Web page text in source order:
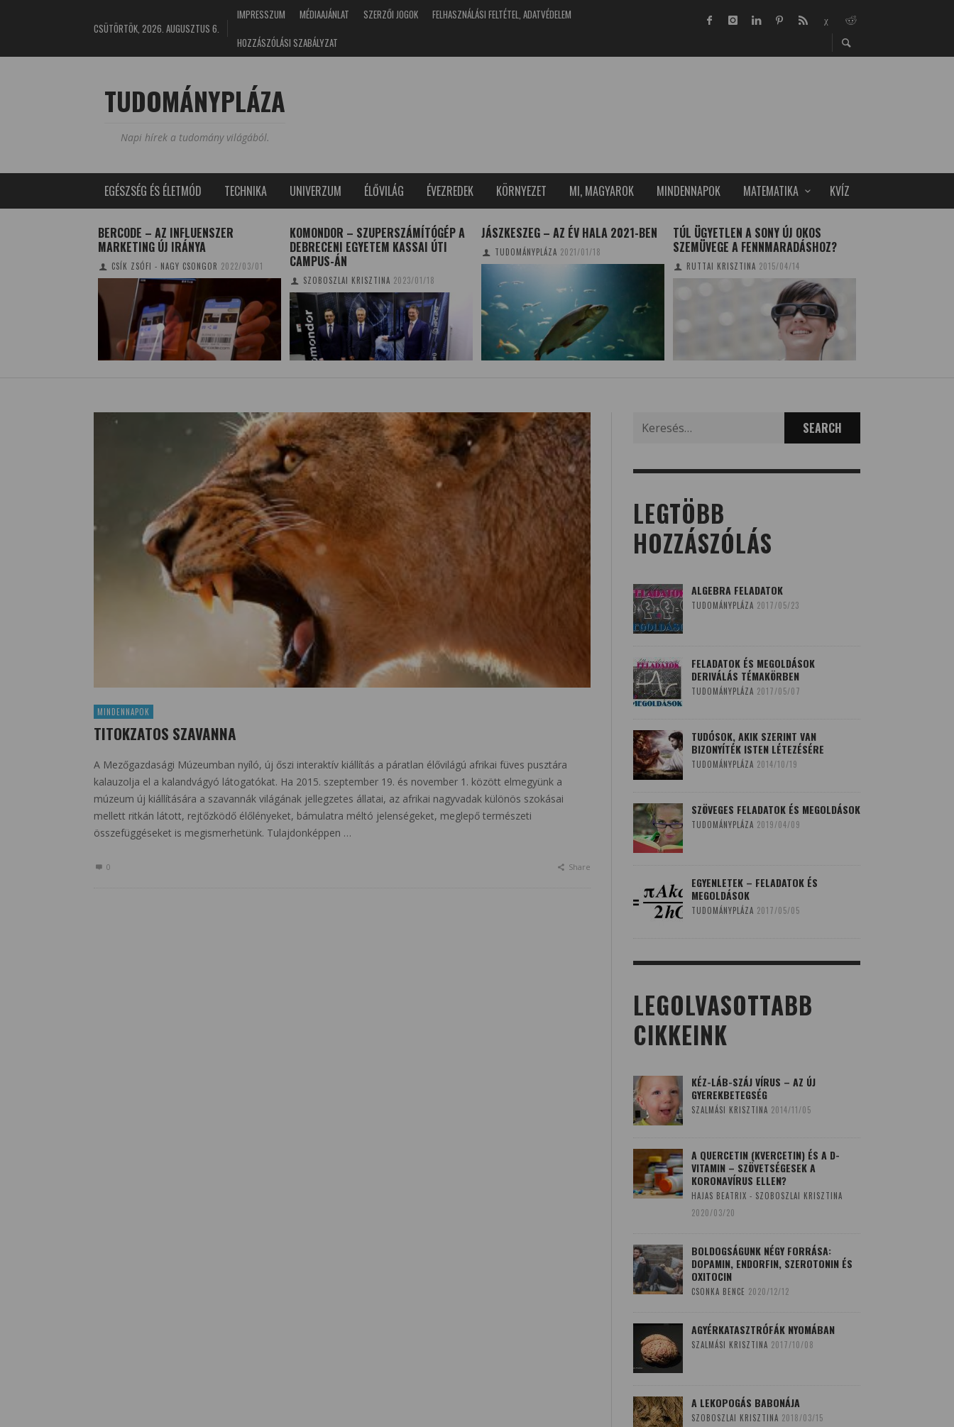
CSÜTÖRTÖK, 2026. AUGUSZTUS 6.
IMPRESSZUM MÉDIAAJÁNLAT SZERZŐI JOGOK
FELHASZNÁLÁSI FELTÉTEL, ADATVÉDELEM
HOZZÁSZÓLÁSI SZABÁLYZAT
TUDOMÁNYPLÁZA
Napi hírek a tudomány világából.
EGÉSZSÉG ÉS ÉLETMÓD TECHNIKA UNIVERZUM ÉLŐVILÁG ÉVEZREDEK KÖRNYEZET MI, MAGYAROK MINDENNAPOK MATEMATIKA KVÍZ
BERCODE – AZ INFLUENSZER
MARKETING ÚJ IRÁNYA
CSÍK ZSÓFI - NAGY CSONGOR 2022/03/01
KOMONDOR – SZUPERSZÁMÍTÓGÉP A
DEBRECENI EGYETEM KASSAI ÚTI
CAMPUS-ÁN
SZOBOSZLAI KRISZTINA 2023/01/18
JÁSZKESZEG – AZ ÉV HALA 2021-BEN
TUDOMÁNYPLÁZA 2021/01/18
TÚL ÜGYETLEN A SONY ÚJ OKOS
SZEMÜVEGE A FENNMARADÁSHOZ?
RUTTAI KRISZTINA 2015/04/14
MINDENNAPOK
TITOKZATOS SZAVANNA
A Mezőgazdasági Múzeumban nyíló, új őszi interaktív kiállítás a páratlan élővilágú afrikai füves pusztára
kalauzolja el a kalandvágyó látogatókat. Ha 2015. szeptember 19. és november 1. között elmegyünk a
múzeum új kiállítására a szavannák világának jellegzetes állatai, az afrikai nagyvadak különös szokásai
mellett ritkán látott, rejtőzködő élőlényeket, bámulatra méltó jelenségeket, meglepő természeti
összefüggéseket is megismerhetünk. Tulajdonképpen …
0 Share
for:
LEGTÖBB
HOZZÁSZÓLÁS
ALGEBRA FELADATOK
TUDOMÁNYPLÁZA 2017/05/23
FELADATOK ÉS MEGOLDÁSOK
DERIVÁLÁS TÉMAKÖRBEN
TUDOMÁNYPLÁZA 2017/05/07
TUDÓSOK, AKIK SZERINT VAN
BIZONYÍTÉK ISTEN LÉTEZÉSÉRE
TUDOMÁNYPLÁZA 2014/10/19
SZÖVEGES FELADATOK ÉS MEGOLDÁSOK
TUDOMÁNYPLÁZA 2019/04/09
EGYENLETEK – FELADATOK ÉS
MEGOLDÁSOK
TUDOMÁNYPLÁZA 2017/05/05
LEGOLVASOTTABB
CIKKEINK
KÉZ-LÁB-SZÁJ VÍRUS – AZ ÚJ
GYEREKBETEGSÉG
SZALMÁSI KRISZTINA 2014/11/05
A QUERCETIN (KVERCETIN) ÉS A D-
VITAMIN – SZÖVETSÉGESEK A
KORONAVÍRUS ELLEN?
HAJAS BEATRIX - SZOBOSZLAI KRISZTINA
2020/03/20
BOLDOGSÁGUNK NÉGY FORRÁSA:
DOPAMIN, ENDORFIN, SZEROTONIN ÉS
OXITOCIN
CSONKA BENCE 2020/12/12
AGYÉRKATASZTRÓFÁK NYOMÁBAN
SZALMÁSI KRISZTINA 2017/10/08
A LEKOPOGÁS BABONÁJA
SZOBOSZLAI KRISZTINA 2018/03/15